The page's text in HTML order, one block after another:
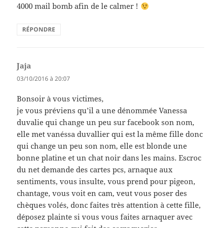
4000 mail bomb afin de le calmer !
RÉPONDRE
Jaja
03/10/2016 à 20:07
Bonsoir à vous victimes,
je vous préviens qu’il a une dénommée Vanessa
duvalie qui change un peu sur facebook son nom,
elle met vanéssa duvallier qui est la même fille donc
qui change un peu son nom, elle est blonde une
bonne platine et un chat noir dans les mains. Escroc
du net demande des cartes pcs, arnaque aux
sentiments, vous insulte, vous prend pour pigeon,
chantage, vous voit en cam, veut vous poser des
chèques volés, donc faites très attention à cette fille,
déposez plainte si vous vous faites arnaquer avec